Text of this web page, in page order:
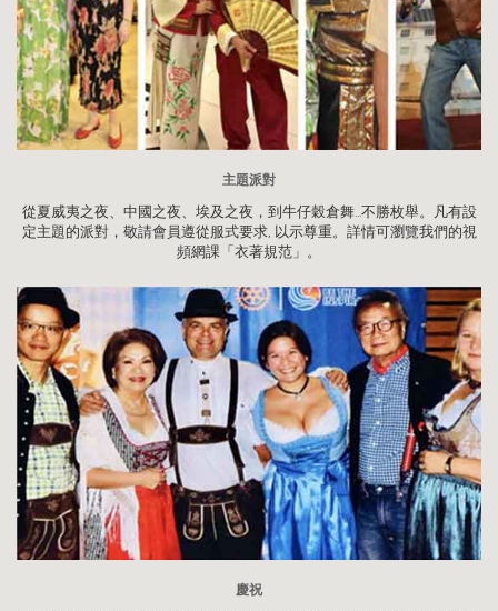
主題派對
從夏威夷之夜、中國之夜、埃及之夜，到牛仔穀倉舞...不勝枚舉。凡有設
定主題的派對，敬請會員遵從服式要求, 以示尊重。詳情可瀏覽我們的視
頻網課「衣著規范」。
慶祝